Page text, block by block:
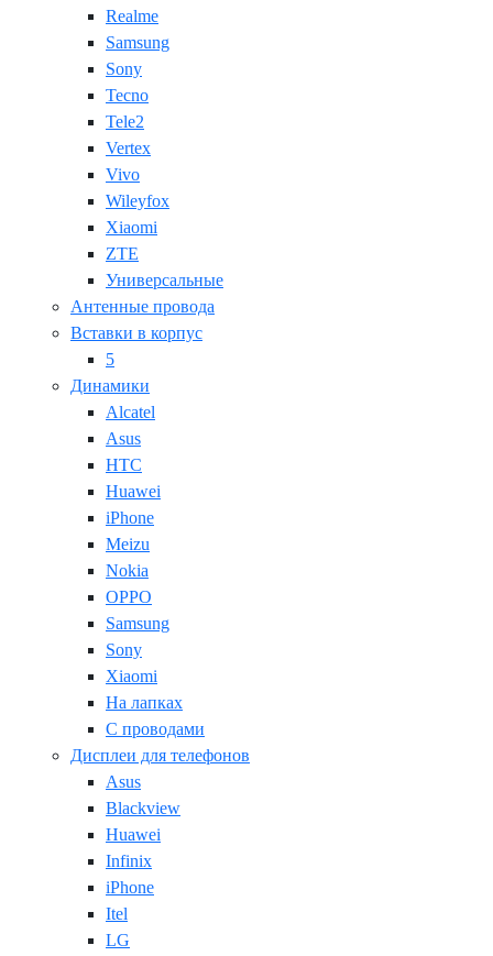
Realme
Samsung
Sony
Tecno
Tele2
Vertex
Vivo
Wileyfox
Xiaomi
ZTE
Универсальные
Антенные провода
Вставки в корпус
5
Динамики
Alcatel
Asus
HTC
Huawei
iPhone
Meizu
Nokia
OPPO
Samsung
Sony
Xiaomi
На лапках
С проводами
Дисплеи для телефонов
Asus
Blackview
Huawei
Infinix
iPhone
Itel
LG